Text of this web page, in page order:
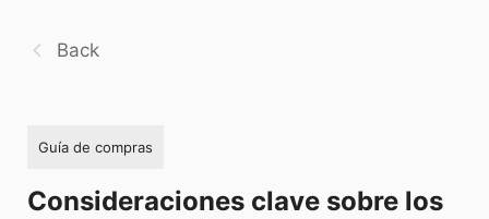
Back
Guía de compras
Consideraciones clave sobre los